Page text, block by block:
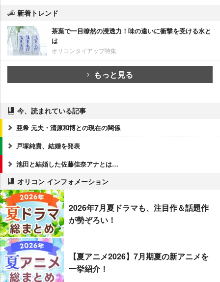
新着トレンド
茶葉で一目瞭然の浸透力！味の違いに衝撃を受ける水と
は
オリコンタイアップ特集
もっと見る
今、読まれている記事
亜希 元夫・清原和博との現在の関係
戸塚純貴、結婚を発表
池田と結婚した佐藤佳奈アナとは…
オリコン インフォメーション
2026年7月夏ドラマも、注目作＆話題作
が勢ぞろい！
【夏アニメ2026】7月期夏の新アニメを
一挙紹介！